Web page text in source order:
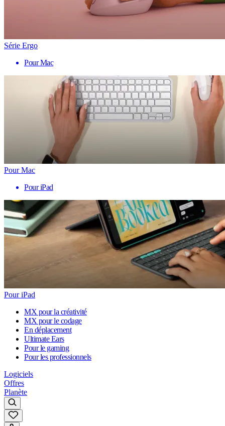
Série Ergo
Pour Mac
Pour Mac
Pour iPad
Pour iPad
MX pour la créativité
MX pour le codage
En déplacement
Ultimate Ears
Pour le gaming
Pour les professionnels
Logiciels
Offres
Planète